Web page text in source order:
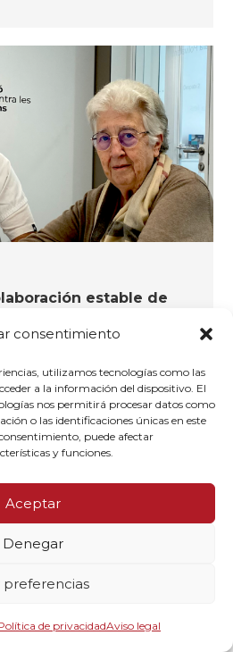
consentimiento
utilizamos tecnologías como las
a la información del dispositivo. El
nos permitirá procesar datos como
o las identificaciones únicas en este
puede afectar
y funciones.
Aceptar
Denegar
preferencias
de privacidadAviso legal
estable de